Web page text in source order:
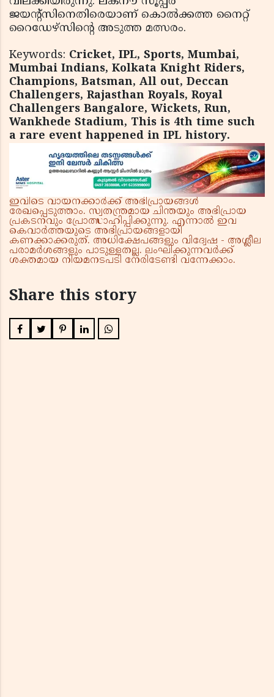
ജയൻ്റ്‌സിനെതിരെയാണ് കൊൽക്കത്ത നൈറ്റ്
റൈഡേഴ്‌സിൻ്റെ അടുത്ത മത്സരം.
Keywords: Cricket, IPL, Sports, Mumbai,
Mumbai Indians, Kolkata Knight Riders,
Champions, Batsman, All out, Deccan
Challengers, Rajasthan Royals, Royal
Challengers Bangalore, Wickets, Run,
Wankhede Stadium, This is 4th time such
a rare event happened in IPL history.
ഇവിടെ വായനക്കാർക്ക് അഭിപ്രായങ്ങൾ
രേഖപ്പെടുത്താം. സ്വതന്ത്രമായ ചിന്തയും അഭിപ്രായ
പ്രകടനവും പ്രോത്സാഹിപ്പിക്കുന്നു. എന്നാൽ ഇവ
കെവാർത്തയുടെ അഭിപ്രായങ്ങളായി
കണക്കാക്കരുത്. അധിക്ഷേപങ്ങളും വിദ്വേഷ - അശ്ലീല
പരാമർശങ്ങളും പാടുള്ളതല്ല. ലംഘിക്കുന്നവർക്ക്
ശക്തമായ നിയമനടപടി നേരിടേണ്ടി വന്നേക്കാം.
Share this story